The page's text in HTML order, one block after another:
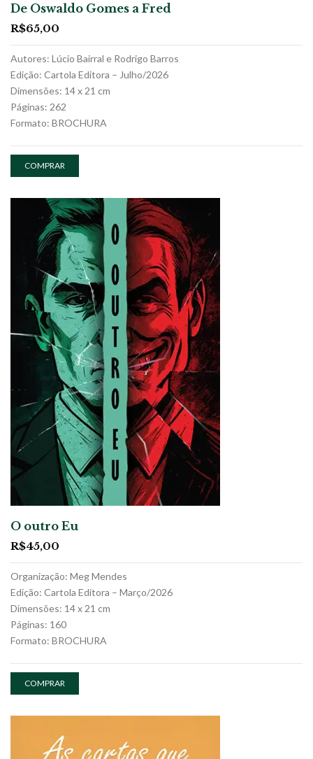
De Oswaldo Gomes a Fred
R$65,00
Autores: Lúcio Bairral e Rodrigo Barros
Edição: Cartola Editora – Julho/2026
Dimensões: 14 x 21 cm
Páginas: 262
Formato: BROCHURA
COMPRAR
O outro Eu
R$45,00
Organização: Meg Mendes
Edição: Cartola Editora – Março/2026
Dimensões: 14 x 21 cm
Páginas: 160
Formato: BROCHURA
COMPRAR